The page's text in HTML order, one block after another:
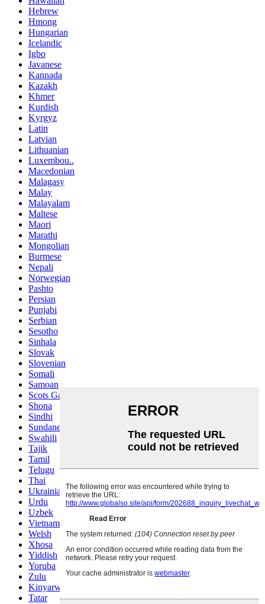
Hebrew
Hmong
Hungarian
Icelandic
Igbo
Javanese
Kannada
Kazakh
Khmer
Kurdish
Kyrgyz
Latin
Latvian
Lithuanian
Luxembou..
Macedonian
Malagasy
Malay
Malayalam
Maltese
Maori
Marathi
Mongolian
Burmese
Nepali
Norwegian
Pashto
Persian
Punjabi
Serbian
Sesotho
Sinhala
Slovak
Slovenian
Somali
Samoan
Scots Gaelic
Shona
Sindhi
Sundanese
Swahili
Tajik
Tamil
Telugu
Thai
Ukrainian
Urdu
Uzbek
Vietnamese
Welsh
Xhosa
Yiddish
Yoruba
Zulu
Kinyarwanda
Tatar